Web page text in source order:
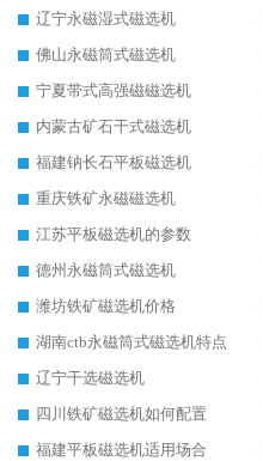
辽宁永磁湿式磁选机
佛山永磁筒式磁选机
宁夏带式高强磁磁选机
内蒙古矿石干式磁选机
福建钠长石平板磁选机
重庆铁矿永磁磁选机
江苏平板磁选机的参数
德州永磁筒式磁选机
潍坊铁矿磁选机价格
湖南ctb永磁筒式磁选机特点
辽宁干选磁选机
四川铁矿磁选机如何配置
福建平板磁选机适用场合